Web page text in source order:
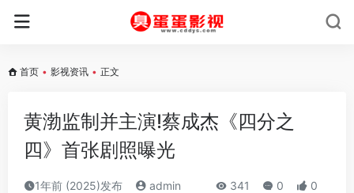
首页 • 影视资讯 • 正文
黄渤监制并主演!蔡成杰《四分之
四》首张剧照曝光
1年前 (2025)发布 admin 341 0 0